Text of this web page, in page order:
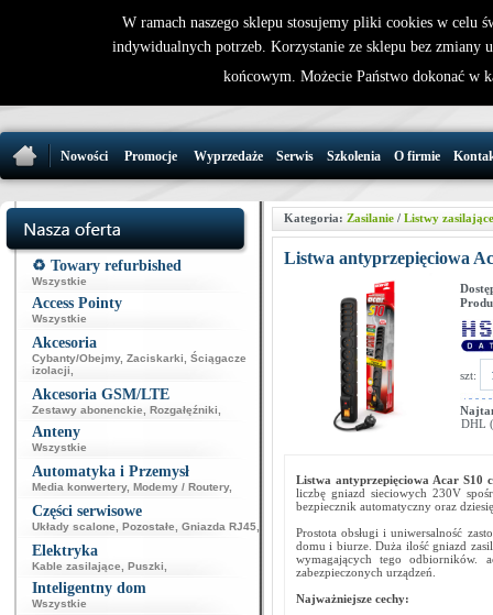
32 721 86
Nowości Promocje Wyprzedaże Serwis Szkolenia O firmie
♻️ Towary refurbished
Wszystkie
Access Pointy
Wszystkie
Akcesoria
Cybanty/Obejmy, Zaciskarki
Ściągacze
izolacji
Akcesoria GSM/LTE
Zestawy abonenckie Rozgałęźniki
Anteny
Wszystkie
Automatyka i Przemysł
Media konwertery, Modemy / Routery,
Części serwisowe
Układy scalone Pozostałe Gniazda RJ45
Elektryka
Kable zasilające Puszki
Inteligentny dom
Wszystkie
Kategoria: Zasilanie/ Listwy zasilające
Listwa antyprzepięciowa
szt:
DHL
Listwa antyprzepięciowa Acar S10
liczbę gniazd sieciowych 230V
bezpiecznik automatyczny oraz
Prostota obsługi i uniwersalność
domu i biurze. Duża ilość gniazd
wymagających tego odbiorników.
zabezpieczonych urządzeń.
Najważniejsze cechy:
W ramach naszego sklepu stosujemy pliki cookies w celu
indywidualnych potrzeb. Korzystanie ze sklepu bez zmiany
końcowym. Możecie Państwo dokonać w